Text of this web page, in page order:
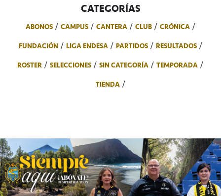
CATEGORÍAS
ABONOS CAMPUS CANTERA CLUB
CRÓNICA
FUNDACIÓN
LIGA ENDESA PARTIDOS
RESULTADOS
ROSTER
SELECCIONES SIN CATEGORÍA
TEMPORADA
TIENDA